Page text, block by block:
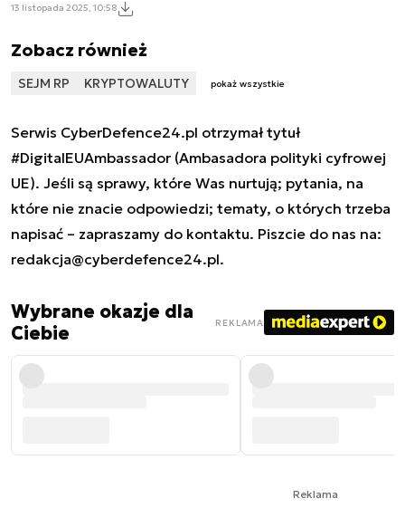
13 listopada 2025, 10:58
Zobacz również
SEJM RP KRYPTOWALUTY pokaż wszystkie
Serwis CyberDefence24.pl otrzymał tytuł
#DigitalEUAmbassador (Ambasadora polityki cyfrowej
UE). Jeśli są sprawy, które Was nurtują; pytania, na
które nie znacie odpowiedzi; tematy, o których trzeba
napisać – zapraszamy do kontaktu. Piszcie do nas na:
redakcja@cyberdefence24.pl.
Wybrane okazje dla
Ciebie
REKLAMA
Reklama